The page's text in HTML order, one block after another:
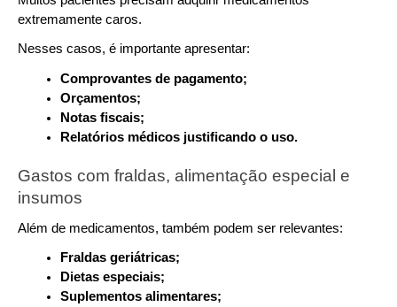
extremamente caros.
Nesses casos, é importante apresentar:
Comprovantes de pagamento;
Orçamentos;
Notas fiscais;
Relatórios médicos justificando o uso.
Gastos com fraldas, alimentação especial e
insumos
Além de medicamentos, também podem ser relevantes:
Fraldas geriátricas;
Dietas especiais;
Suplementos alimentares;